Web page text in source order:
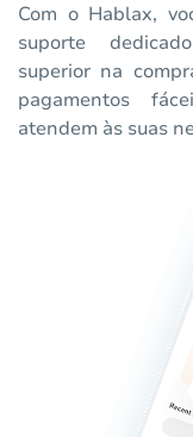
Com o Hablax,
suporte
superior na
pagamentos
atendem às suas